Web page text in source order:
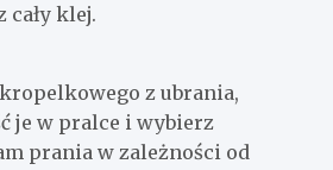
cały klej.
z ubrania,
je w pralce i wybierz
prania w zależności od